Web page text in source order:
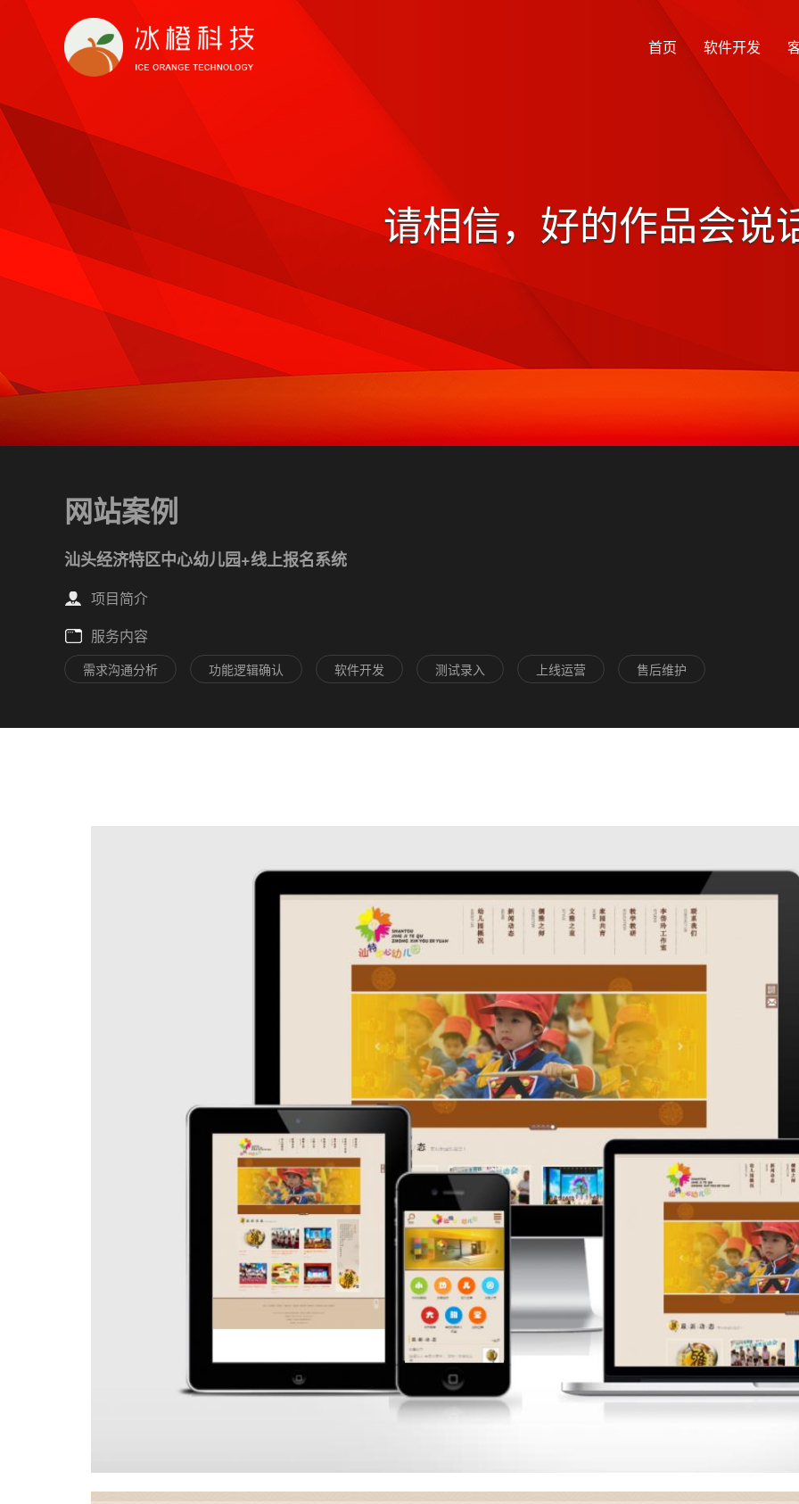
首页 软件开发
请相信，好的作品会说
网站案例
汕头经济特区中心幼儿园+线上报名系统
项目简介
服务内容
需求沟通分析 功能逻辑确认 软件开发 测试录入 上线运营 售后维护